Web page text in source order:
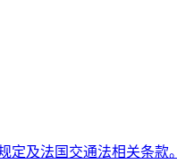
定及法国交通法相关条款。